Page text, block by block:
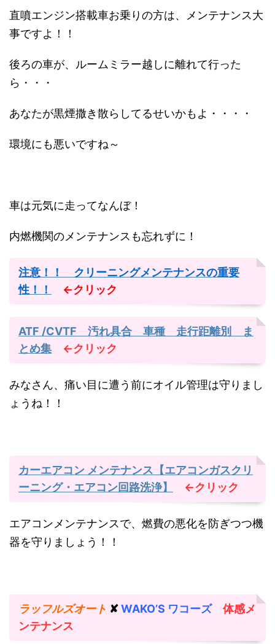
直噴エンジン搭載車お乗りの方は、メンテナンス大
事ですよ！！
後ろの車が、ルームミラー越しに離れて行った
ら・・・
あなたが黒煙撒き散らしてるせいかもよ・・・・
環境にも悪いですね～
車は元気に走ってなんぼ！
内燃機関のメンテナンスも忘れずに！
注意！！ クリーニングメンテナンスの重要
性！！
←クリック
ATF /CVTF 汚れ具合 車種 走行距離別 ま
とめ集
←クリック
みなさん、痛い目に遭う前にオイル管理は守りまし
ょうね！！
カーエアコン メンテナンス【エアコンガスクリ
ーニング・エアコン回路洗浄】
←クリック
エアコンメンテナンスで、燃費の悪化を防ぎつつ機
器を守りましょう！！
ラッフルズオート ✘WAKO’S ワコーズ 体感メ
ンテナンス